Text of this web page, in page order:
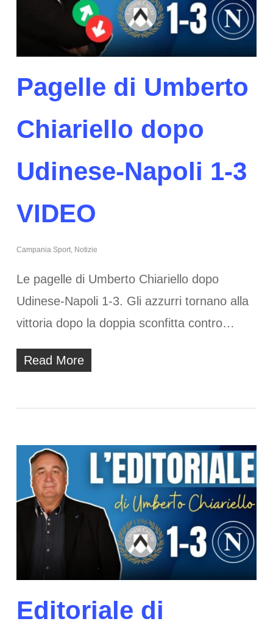
Pagelle di Umberto
Chiariello dopo
Udinese-Napoli 1-3
VIDEO
Campania Sport, Notizie
Le pagelle di Umberto Chiariello dopo
Udinese-Napoli 1-3. Gli azzurri tornano alla
vittoria dopo la doppia sconfitta contro…
Read More
Editoriale di